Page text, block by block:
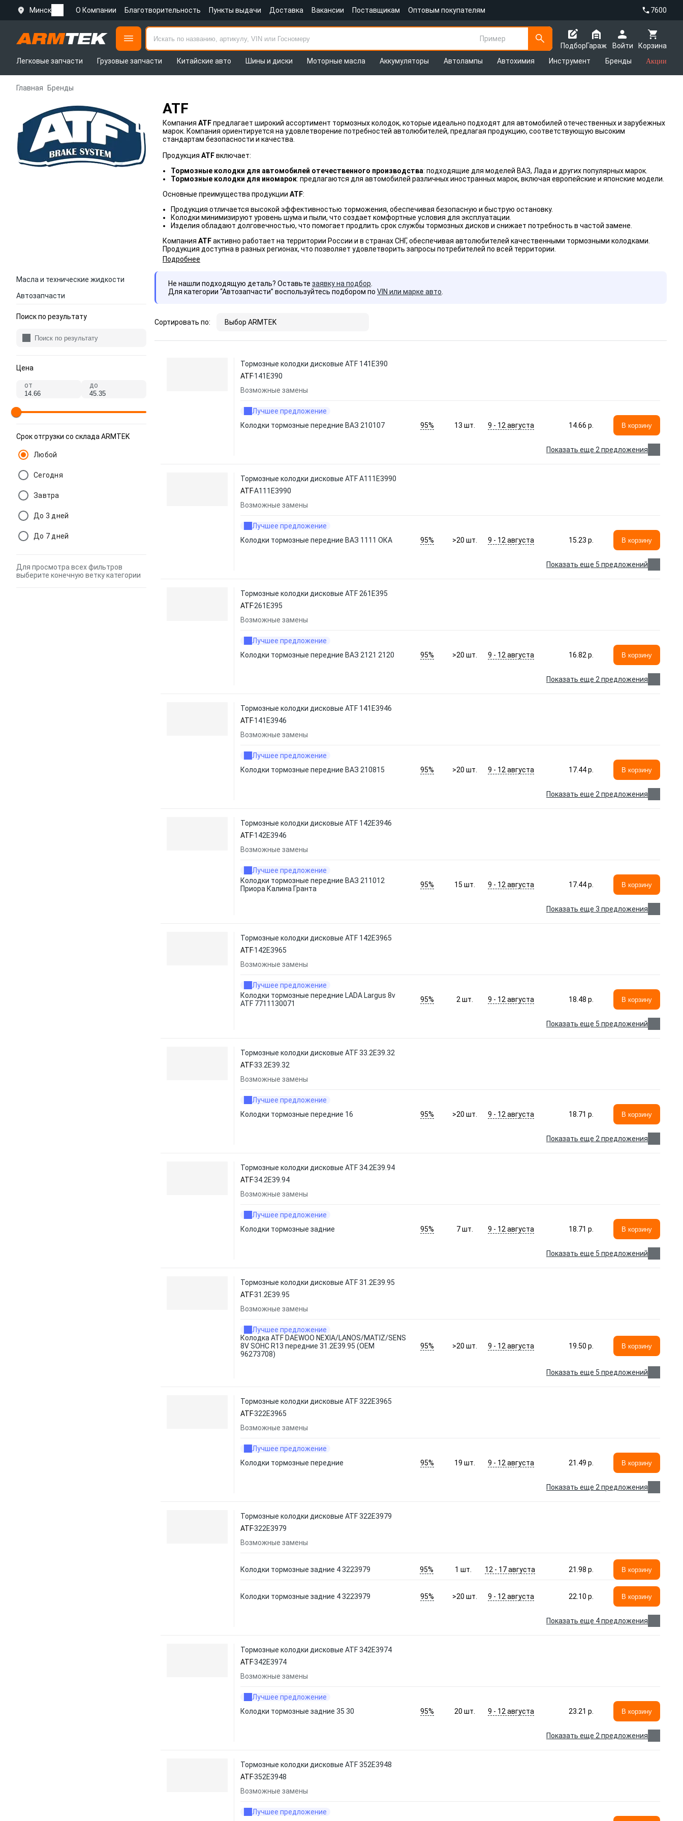
Минск О Компании Благотворительность Пункты выдачи Доставка Вакансии Поставщикам Оптовым покупателям 7600
Пример
Подбор
Корзина
Гараж
Войти
Легковые запчасти
Грузовые запчасти Китайские авто Шины и диски Моторные масла Аккумуляторы Автолампы Автохимия Инструмент Бренды Акции
Главная Бренды
ATF
Компания ATFпредлагает широкий ассортимент тормозных колодок, которые идеально подходят для автомобилей отечественных и зарубежных
марок. Компания ориентируется на удовлетворение потребностей автолюбителей, предлагая продукцию, соответствующую высоким
стандартам безопасности и качества.
Продукция ATFвключает:
Тормозные колодки для автомобилей отечественного производства: подходящие для моделей ВАЗ, Лада и других популярных марок.
Тормозные колодки для иномарок: предлагаются для автомобилей различных иностранных марок, включая европейские и японские модели.
Основные преимущества продукции ATF:
Продукция отличается высокой эффективностью торможения, обеспечивая безопасную и быструю остановку.
Колодки минимизируют уровень шума и пыли, что создает комфортные условия для эксплуатации.
Изделия обладают долговечностью, что помогает продлить срок службы тормозных дисков и снижает потребность в частой замене.
Компания ATFактивно работает на территории России и в странах СНГ, обеспечивая автолюбителей качественными тормозными колодками.
Продукция доступна в разных регионах, что позволяет удовлетворить запросы потребителей по всей территории.
Подробнее
Масла и технические жидкости
Автозапчасти
Поиск по результату
Цена
от до
Срок отгрузки со склада ARMTEK
Любой
Сегодня
Завтра
До 3 дней
До 7 дней
Для просмотра всех фильтров
выберите конечную ветку категории
Не нашли подходящую деталь? Оставьте заявку на подбор
Для категории “Автозапчасти” воспользуйтесь подбором по VIN или марке авто
Сортировать по: Выбор ARMTEK
Тормозные колодки дисковые ATF 141E390
ATF141E390
Возможные замены
Лучшее предложение
Колодки тормозные передние ВАЗ 210107
95% 13шт. 9 - 12 августа 14.66 p. В корзину
Показать еще 2 предложения
Тормозные колодки дисковые ATF А111E3990
ATFА111E3990
Возможные замены
Лучшее предложение
Колодки тормозные передние ВАЗ 1111 ОКА
95% >20шт. 9 - 12 августа 15.23 p. В корзину
Показать еще 5 предложений
Тормозные колодки дисковые ATF 261E395
ATF261E395
Возможные замены
Лучшее предложение
Колодки тормозные передние ВАЗ 2121 2120
95% >20шт. 9 - 12 августа 16.82 p. В корзину
Показать еще 2 предложения
Тормозные колодки дисковые ATF 141E3946
ATF141E3946
Возможные замены
Лучшее предложение
Колодки тормозные передние ВАЗ 210815
95% >20шт. 9 - 12 августа 17.44 p. В корзину
Показать еще 2 предложения
Тормозные колодки дисковые ATF 142E3946
ATF142E3946
Возможные замены
Лучшее предложение
Колодки тормозные передние ВАЗ 211012
Приора Калина Гранта
95% 15шт. 9 - 12 августа 17.44 p. В корзину
Показать еще 3 предложения
Тормозные колодки дисковые ATF 142E3965
ATF142E3965
Возможные замены
Лучшее предложение
Колодки тормозные передние LADA Largus 8v
ATF 7711130071
95% 2шт. 9 - 12 августа 18.48 p. В корзину
Показать еще 5 предложений
Тормозные колодки дисковые ATF 33.2E39.32
ATF33.2E39.32
Возможные замены
Лучшее предложение
Колодки тормозные передние 16
95% >20шт. 9 - 12 августа 18.71 p. В корзину
Показать еще 2 предложения
Тормозные колодки дисковые ATF 34.2E39.94
ATF34.2E39.94
Возможные замены
Лучшее предложение
Колодки тормозные задние
95% 7шт. 9 - 12 августа 18.71 p. В корзину
Показать еще 5 предложений
Тормозные колодки дисковые ATF 31.2E39.95
ATF31.2E39.95
Возможные замены
Лучшее предложение
Колодка ATF DAEWOO NEXIA/LANOS/MATIZ/SENS
8V SOHC R13 передние 31.2E39.95 (OEM
96273708)
95% >20шт. 9 - 12 августа 19.50 p. В корзину
Показать еще 5 предложений
Тормозные колодки дисковые ATF 322E3965
ATF322E3965
Возможные замены
Лучшее предложение
Колодки тормозные передние
95% 19шт. 9 - 12 августа 21.49 p. В корзину
Показать еще 2 предложения
Тормозные колодки дисковые ATF 322E3979
ATF322E3979
Возможные замены
Колодки тормозные задние 4 3223979 95% 1 шт. 12 - 17 августа 21.98 p. В корзину
Колодки тормозные задние 4 3223979 95% >20шт. 9 - 12 августа 22.10 p. В корзину
Показать еще 4 предложения
Тормозные колодки дисковые ATF 342E3974
ATF342E3974
Возможные замены
Лучшее предложение
Колодки тормозные задние 35 30
95% 20шт. 9 - 12 августа 23.21 p. В корзину
Показать еще 2 предложения
Тормозные колодки дисковые ATF 352E3948
ATF352E3948
Возможные замены
Лучшее предложение